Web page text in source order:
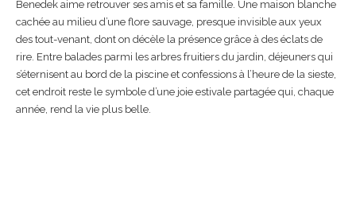
Benedek aime retrouver ses amis et sa famille. Une maison blanche
cachée au milieu d’une flore sauvage, presque invisible aux yeux
des tout-venant, dont on décèle la présence grâce à des éclats de
rire. Entre balades parmi les arbres fruitiers du jardin, déjeuners qui
s’éternisent au bord de la piscine et confessions à l’heure de la sieste,
cet endroit reste le symbole d’une joie estivale partagée qui, chaque
année, rend la vie plus belle.